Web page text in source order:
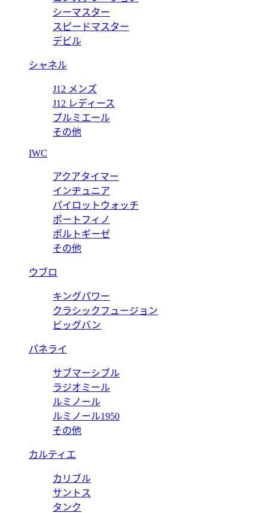
ピー デイト 126613LN 【2020年新作】
シーマスター
スピードマスター
デビル
シャネル
J12 メンズ
J12 レディース
プルミエール
その他
IWC
アクアタイマー
インヂュニア
パイロットウォッチ
ポートフィノ
ポルトギーゼ
その他
ウブロ
キングパワー
クラシックフュージョン
ビッグバン
パネライ
サブマーシブル
ラジオミール
ルミノール
ルミノール1950
その他
カルティエ
カリブル
サントス
タンク